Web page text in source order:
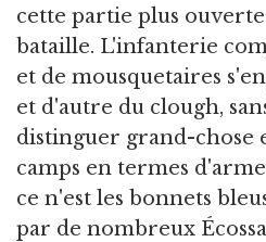
cette partie plus
bataille. L'infanterie
et de mousquetaires
et d'autre du clough,
distinguer grand-chose
camps en termes
ce n'est les bonnets
par de nombreux